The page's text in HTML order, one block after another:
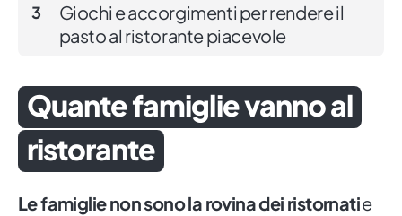
3
Giochi e accorgimenti per rendere il
pasto al ristorante piacevole
Quante famiglie vanno al
ristorante
Le famiglie non sono la rovina dei ristornatie